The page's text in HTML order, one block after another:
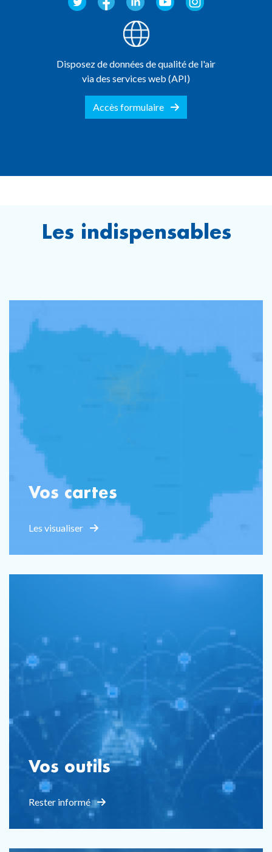
Disposez de données de qualité de l'air
via des services web (API)
Accès formulaire
Les indispensables
Vos cartes
Les visualiser
Vos outils
Rester informé